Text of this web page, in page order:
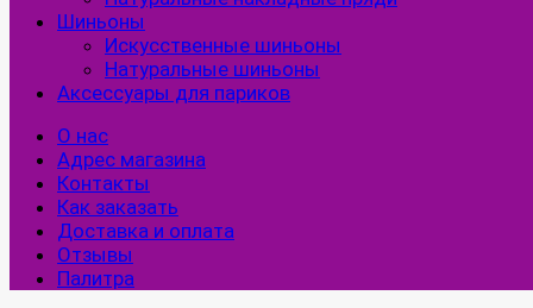
Шиньоны
Искусственные шиньоны
Натуральные шиньоны
Аксессуары для париков
О нас
Адрес магазина
Контакты
Как заказать
Доставка и оплата
Отзывы
Палитра